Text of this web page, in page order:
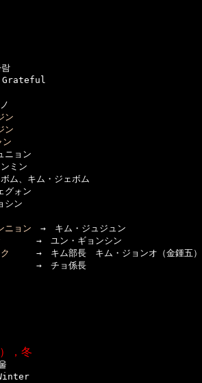
Grateful
ン
ン
ン
ョン
ミン
ム、キム・ジェボム
ォン
シン
ニョン →　キム・ジュジュン
→　ユン・ギョンシン
→　キム部長　キム・ジョンオ（金鍾五）
→　チョ係長
，冬